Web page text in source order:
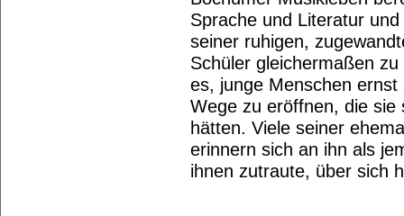
Sprache und Literatur
seiner ruhigen,
Schüler gleichermaßen
es, junge Menschen
Wege zu eröffnen, die sie
hätten. Viele seiner
erinnern sich an ihn als
ihnen zutraute, über sich